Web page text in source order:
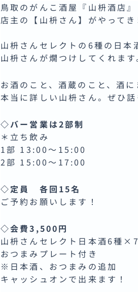
鳥取のがんこ酒屋『山枡酒店』
店主の【山枡さん】がやってき
山枡さんセレクトの6種の日本
山枡さんが燗つけしてくれます
お酒のこと、酒蔵のこと、酒
本当に詳しい山枡さん。ぜひ話
◇バー営業は2部制
＊立ち飲み
1部 13:00〜15:00
2部 15:00〜17:00
◇定員 各回15名
ご予約お願いします！
◇会費3,500円
山枡さんセレクト日本酒6種
おつまみプレート付き
※日本酒、おつまみの追加
キャッシュオンで出来ます！